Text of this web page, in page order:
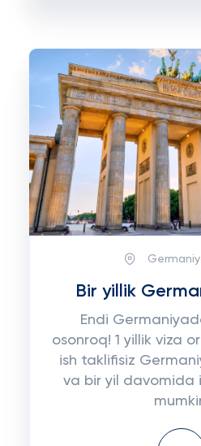
Bir yillik
Endi
osonroq! 1 yillik viza
ish taklifisiz
va bir yil davomida